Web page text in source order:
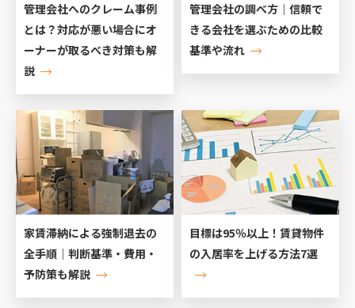
管理会社へのクレーム事例
とは？対応が悪い場合にオ
ーナーが取るべき対策も解
説
管理会社の調べ方｜信頼で
きる会社を選ぶための比較
基準や流れ
家賃滞納による強制退去の
全手順｜判断基準・費用・
予防策も解説
目標は95％以上！賃貸物件
の入居率を上げる方法7選